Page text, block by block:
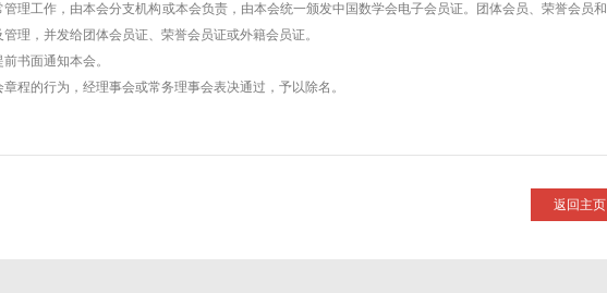
作，由本会分支机构或本会负责，由本会统一颁发中国数学会电子会员证。团体会员、荣誉会员和
理，并发给团体会员证、荣誉会员证或外籍会员证。
面通知本会。
的行为，经理事会或常务理事会表决通过，予以除名。
返回主页